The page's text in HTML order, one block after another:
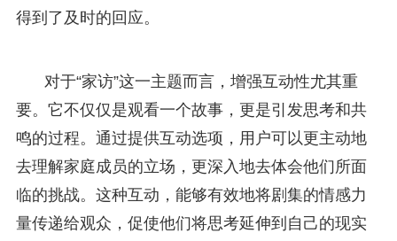
得到了及时的回应。
对于“家访”这一主题而言，增强互动性尤其重
要。它不仅仅是观看一个故事，更是引发思考和共
鸣的过程。通过提供互动选项，用户可以更主动地
去理解家庭成员的立场，更深入地去体会他们所面
临的挑战。这种互动，能够有效地将剧集的情感力
量传递给观众，促使他们将思考延伸到自己的现实